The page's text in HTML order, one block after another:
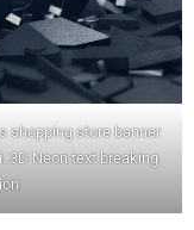
shopping store banner
3D Neon text breaking